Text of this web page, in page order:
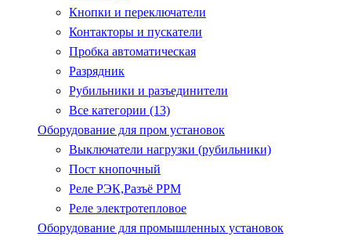
Кнопки и переключатели
Контакторы и пускатели
Пробка автоматическая
Разрядник
Рубильники и разъединители
Все категории (13)
Оборудование для пром установок
Выключатели нагрузки (рубильники)
Пост кнопочный
Реле РЭК,Разъё РРМ
Реле электротепловое
Оборудование для промышленных установок